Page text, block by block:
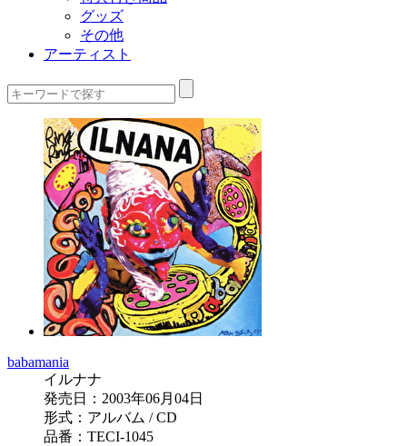
グッズ
その他
アーティスト
babamania
イルナナ
発売日：2003年06月04日
形式：アルバム / CD
品番：TECI-1045